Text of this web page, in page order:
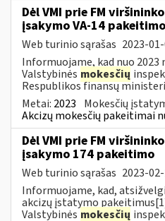
Dėl VMI prie FM
įsakymo VA-14 pakeitimo
Web turinio sąrašas 2023-
Informuojame, kad nuo 2023
Valstybinės mokesčių
Respublikos finansų
Metai: 2023 Mokesčių
Akcizų mokesčių pakeitimai
Dėl VMI prie FM
įsakymo 174 pakeitimo
Web turinio sąrašas 2023-
Informuojame, kad,
akcizų įstatymo
Valstybinės mokesčių